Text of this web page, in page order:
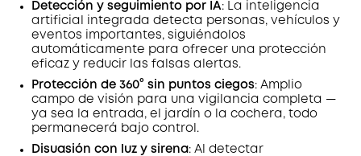
Detección y seguimiento por IA: La inteligencia
artificial integrada detecta personas, vehículos y
eventos importantes, siguiéndolos
automáticamente para ofrecer una protección
eficaz y reducir las falsas alertas.
Protección de 360° sin puntos ciegos: Amplio
campo de visión para una vigilancia completa —
ya sea la entrada, el jardín o la cochera, todo
permanecerá bajo control.
Disuasión con luz y sirena : Al detectar